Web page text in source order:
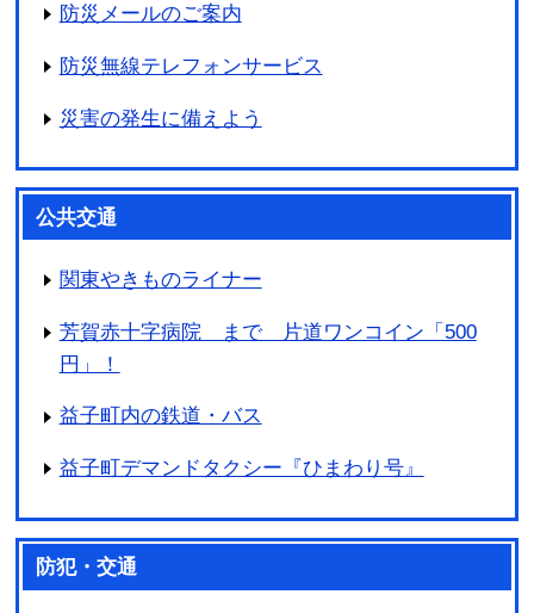
防災メールのご案内
防災無線テレフォンサービス
災害の発生に備えよう
公共交通
関東やきものライナー
芳賀赤十字病院 まで 片道ワンコイン「500
円」！
益子町内の鉄道・バス
益子町デマンドタクシー『ひまわり号』
防犯・交通